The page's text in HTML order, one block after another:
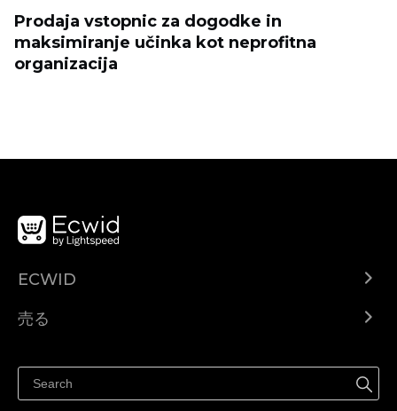
Prodaja vstopnic za dogodke in
maksimiranje učinka kot neprofitna
organizacija
ECWID
ヘルプセンター
売る
Facebookで販売する
Instagramで販売する